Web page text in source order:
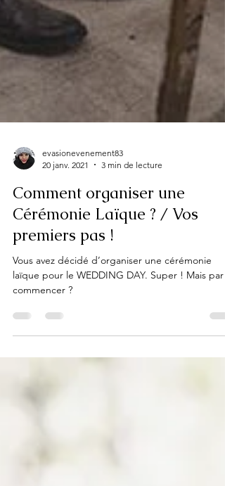
20 janv. 2021
3 min de lecture
Comment organiser une
Cérémonie Laïque ? / Vos
premiers pas !
Vous avez décidé d’organiser une cérémonie
commencer ?